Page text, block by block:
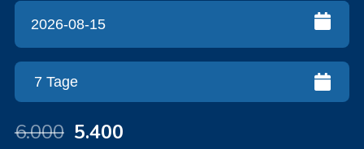
6.000 5.400